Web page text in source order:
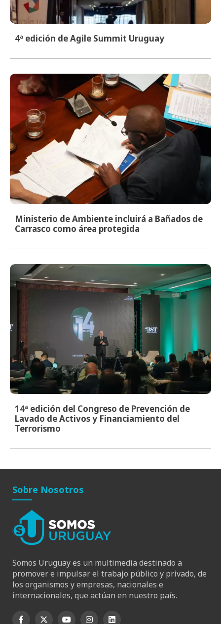
4ª edición de Agile Summit Uruguay
Ministerio de Ambiente incluirá a Bañados de
Carrasco como área protegida
14ª edición del Congreso de Prevención de
Lavado de Activos y Financiamiento del
Terrorismo
Sobre Nosotros
Somos Uruguay es un multimedia destinado a
promover e impulsar el trabajo público y privado, de
los organismos y empresas, nacionales e
internacionales, que actúan en nuestro país.